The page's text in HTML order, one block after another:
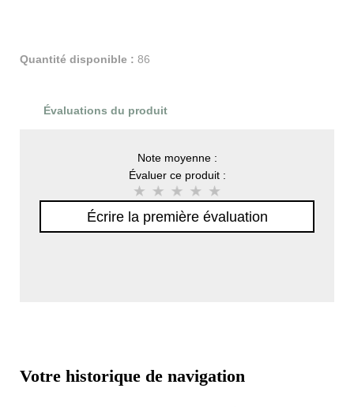
Quantité disponible : 86
Évaluations du produit
Note moyenne :
Évaluer ce produit :
Écrire la première évaluation
Votre historique de navigation